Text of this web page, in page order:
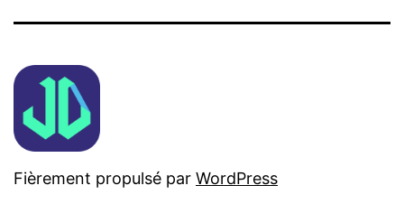
Fièrement propulsé par WordPress